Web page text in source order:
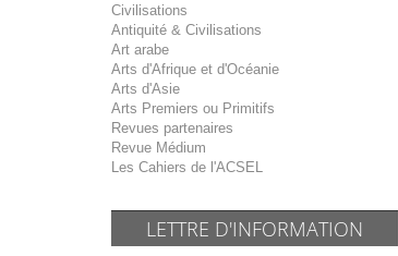
Civilisations
Antiquité & Civilisations
Art arabe
Arts d'Afrique et d'Océanie
Arts d'Asie
Arts Premiers ou Primitifs
Revues partenaires
Revue Médium
Les Cahiers de l'ACSEL
LETTRE D'INFORMATION